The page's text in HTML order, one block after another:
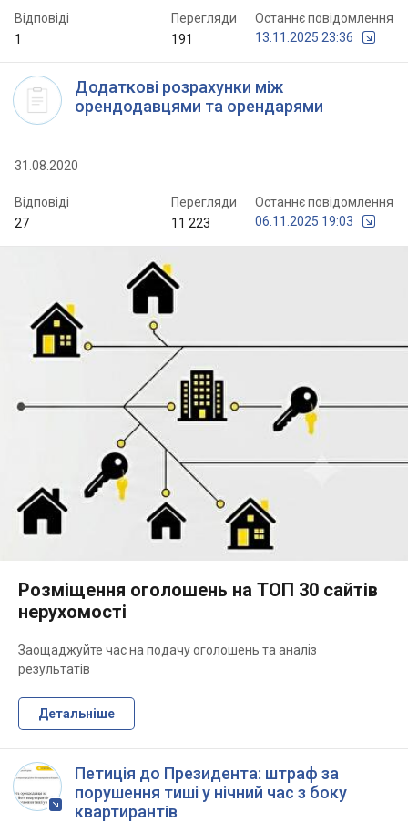
Відповіді
1
Перегляди
191
Останнє повідомлення
13.11.2025 23:36
Додаткові розрахунки між
орендодавцями та орендарями
31.08.2020
Відповіді
27
Перегляди
11 223
Останнє повідомлення
06.11.2025 19:03
Петиція до Президента: штраф за
порушення тиші у нічний час з боку
квартирантів
Розміщення оголошень на ТОП 30 сайтів
нерухомості
Заощаджуйте час на подачу оголошень та аналіз
результатів
Детальніше